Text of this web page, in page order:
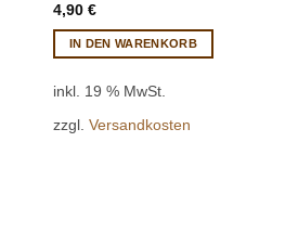
4,90 €
IN DEN WARENKORB
inkl. 19 % MwSt.
zzgl. Versandkosten